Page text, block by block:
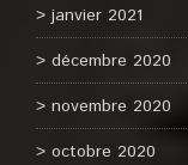
janvier 2021
décembre 2020
novembre 2020
octobre 2020